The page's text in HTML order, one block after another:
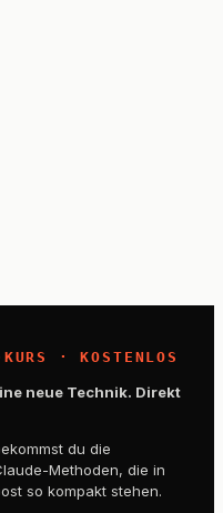
· KOSTENLOS
neue Technik. Direkt
du die
Methoden, die in
so kompakt stehen.